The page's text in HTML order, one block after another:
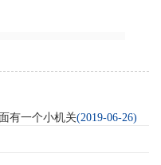
有一个小机关(2019-06-26)